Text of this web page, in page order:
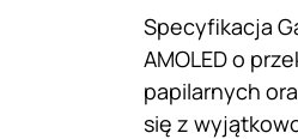
Specyfikacja
AMOLED o
papilarnych
się z